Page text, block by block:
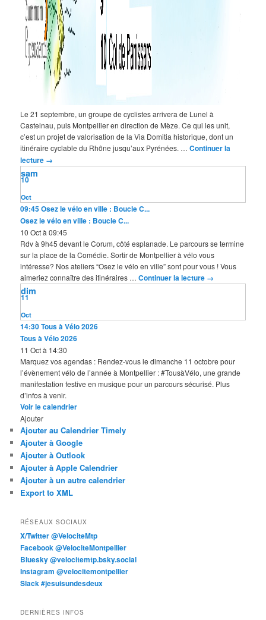
Le 21 septembre, un groupe de cyclistes arrivera de Lunel à
Castelnau, puis Montpellier en direction de Mèze. Ce qui les unit,
c’est un projet de valorisation de la Via Domitia historique, dont un
itinéraire cyclable du Rhône jusqu’aux Pyrénées. …Continuer la
lecture →
Oct
10
sam
09:45Osez le vélo en ville : Boucle C...
Osez le vélo en ville : Boucle C...
10 Oct à 09:45
Rdv à 9h45 devant le Corum, côté esplanade. Le parcours se termine
sur la place de la Comédie. Sortir de Montpellier à vélo vous
intéresse? Nos ateliers “Osez le vélo en ville” sont pour vous ! Vous
aimeriez connaître des itinéraires …Continuer la lecture →
Oct
11
dim
14:30Tous à Vélo 2026
Tous à Vélo 2026
11 Oct à 14:30
Marquez vos agendas : Rendez-vous le dimanche 11 octobre pour
l’évènement vélo de l’année à Montpellier : #TousàVélo, une grande
manifestation festive en musique pour un parcours sécurisé. Plus
d’infos à venir.
Voir le calendrier
Ajouter
Ajouter au Calendrier Timely
Ajouter à Google
Ajouter à Outlook
Ajouter à Apple Calendrier
Ajouter à un autre calendrier
Export to XML
RÉSEAUX SOCIAUX
X/Twitter @VelociteMtp
Facebook @VelociteMontpellier
Bluesky @velocitemtp.bsky.social
Instagram @velocitemontpellier
Slack #jesuisundesdeux
DERNIÈRES INFOS